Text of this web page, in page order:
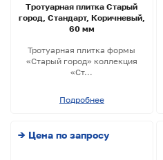
Тротуарная плитка Старый
город, Стандарт, Коричневый,
60 мм
Тротуарная плитка формы
«Старый город» коллекция
«Ст...
Подробнее
→ Цена по запросу